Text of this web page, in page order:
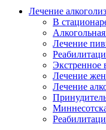
Лечение
В
Лечение
Экстренное
Лечение
Лечение